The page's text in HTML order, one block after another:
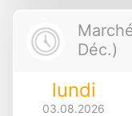
Déc.)
lundi
03.08.2026